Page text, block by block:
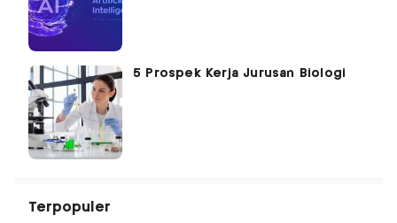
5 Prospek Kerja Jurusan Biologi
Terpopuler